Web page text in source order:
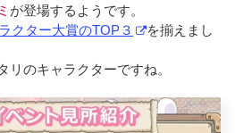
が登場するようです。
クター大賞のTOP３
を揃えまし
のキャラクターですね。